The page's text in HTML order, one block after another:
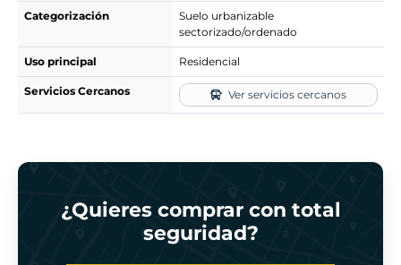
Categorización
Suelo urbanizable
sectorizado/ordenado
Uso principal Residencial
Servicios Cercanos Ver servicios cercanos
¿Quieres comprar con total
seguridad?